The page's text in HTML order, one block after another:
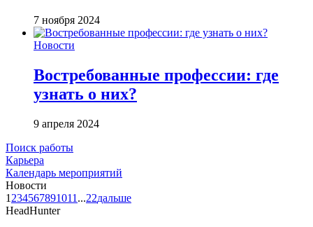
7 ноября 2024
Новости
Востребованные профессии: где
узнать о них?
9 апреля 2024
Поиск работы
Карьера
Календарь мероприятий
Новости
1 234567891011 ...22дальше
HeadHunter